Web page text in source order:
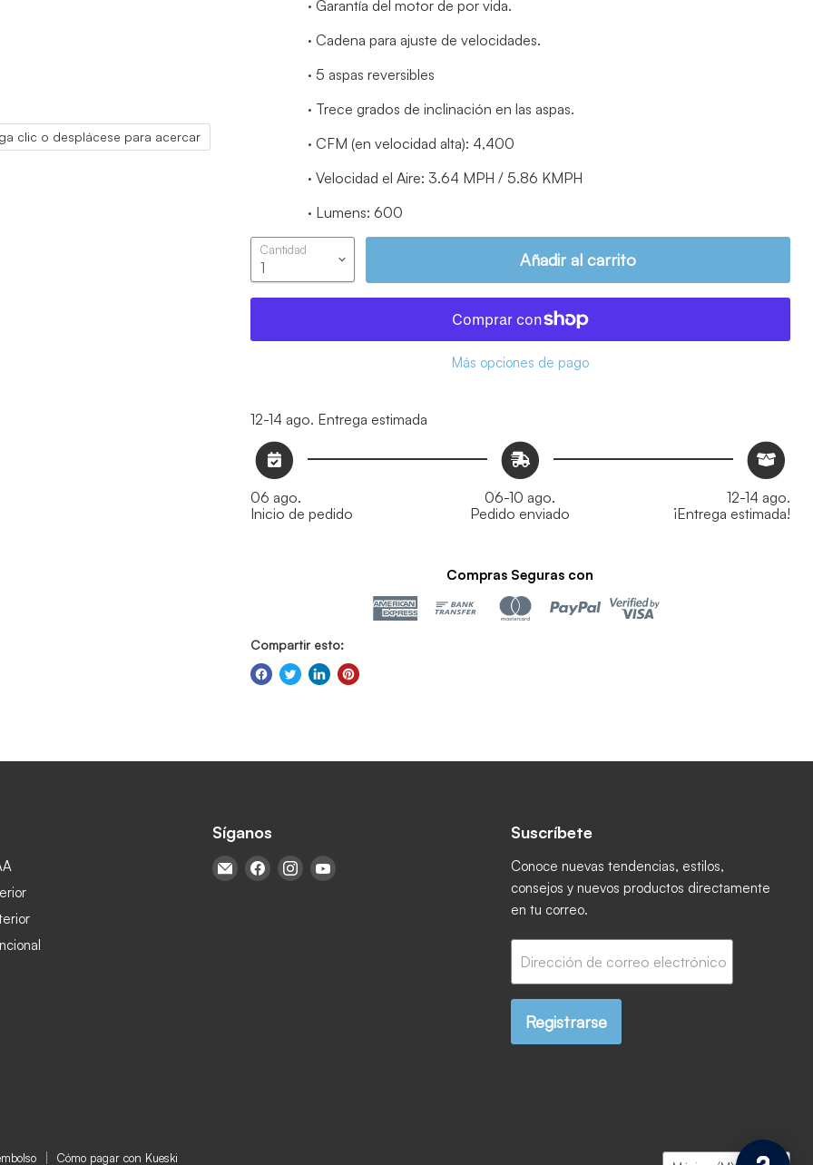
clic o desplácese para acercar
· Garantía del motor de por vida.
· Cadena para ajuste de velocidades.
· 5 aspas reversibles
· Trece grados de inclinación en las aspas.
· CFM (en velocidad alta): 4,400
· Velocidad el Aire: 3.64 MPH / 5.86 KMPH
· Lumens: 600
Cantidad
Añadir al carrito
Más opciones de pago
12-14 ago. Entrega estimada
06 ago.
Inicio de pedido
06-10 ago.
Pedido enviado
12-14 ago.
¡Entrega estimada!
Compras Seguras con
Compartir esto:
Síganos
Encuéntrenos en Correo electrónico
Encuéntrenos en Facebook
Encuéntrenos en Instagram
Suscríbete
Conoce nuevas tendencias, estilos,
consejos y nuevos productos directamente
en tu correo.
Dirección de correo electrónico
Registrarse
Cómo pagar con Kueski